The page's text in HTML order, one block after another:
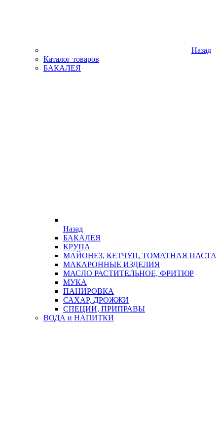
Назад
Каталог товаров
БАКАЛЕЯ
Назад
БАКАЛЕЯ
КРУПА
МАЙОНЕЗ, КЕТЧУП, ТОМАТНАЯ ПАСТА
МАКАРОННЫЕ ИЗДЕЛИЯ
МАСЛО РАСТИТЕЛЬНОЕ, ФРИТЮР
МУКА
ПАНИРОВКА
САХАР, ДРОЖЖИ
СПЕЦИИ, ПРИПРАВЫ
ВОДА и НАПИТКИ